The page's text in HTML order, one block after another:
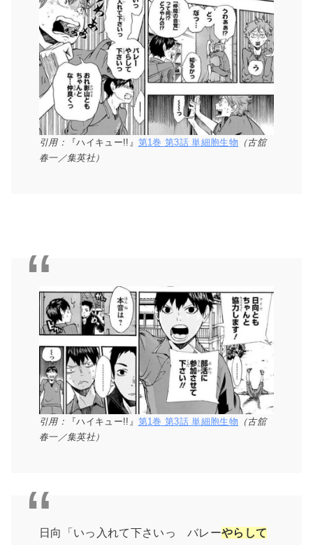
引用： 『ハイキュー!!』 第1巻 第3話 単細胞生物 （古舘
春一／集英社）
引用： 『ハイキュー!!』 第1巻 第3話 単細胞生物 （古舘
春一／集英社）
日向「いっ入れて下さいっ バレーやらして